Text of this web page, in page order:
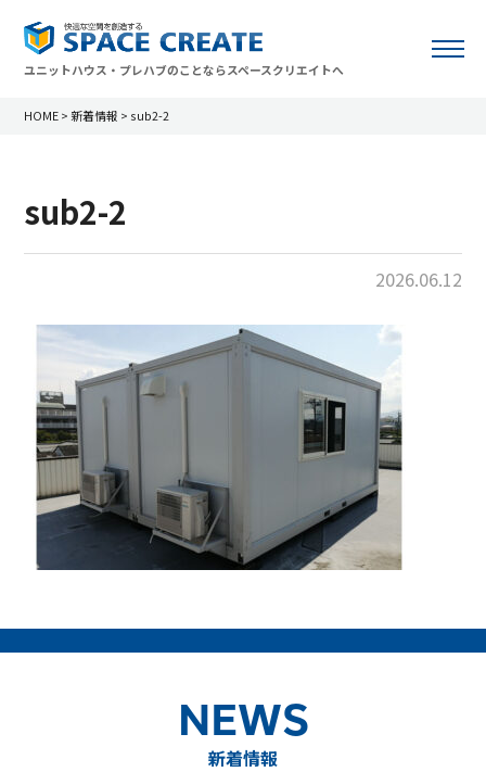
ユニットハウス・プレハブのことならスペースクリエイトへ
HOME > 新着情報 > sub2-2
sub2-2
2026.06.12
NEWS
新着情報